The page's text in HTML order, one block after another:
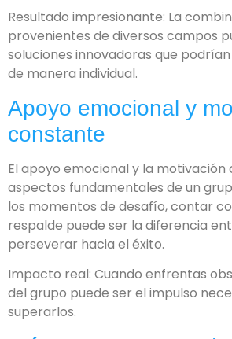
Resultado impresionante: La
provenientes de diversos campos
soluciones innovadoras que
de manera individual.
Apoyo emocional y
constante
El apoyo emocional y la motivación
aspectos fundamentales de un
los momentos de desafío, contar
respalde puede ser la diferencia
perseverar hacia el éxito.
Impacto real: Cuando enfrentas
del grupo puede ser el impulso
superarlos.